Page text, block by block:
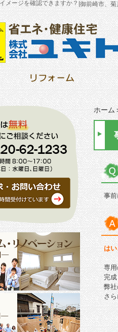
メージを確認できますか？ 御前崎市、
ホーム
事
は
専
完
弊
さ